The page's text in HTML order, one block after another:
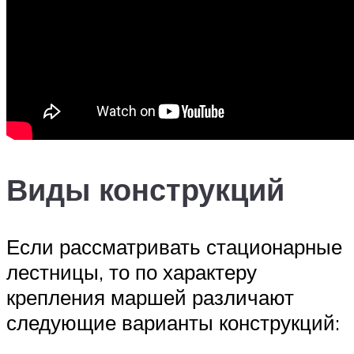
Виды конструкций
Если рассматривать стационарные
лестницы, то по характеру
крепления маршей различают
следующие варианты конструкций: